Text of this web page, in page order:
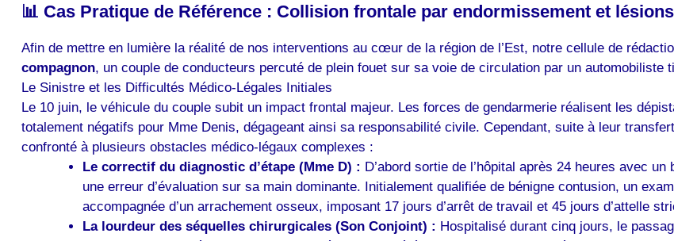
📊 Cas Pratique de Référence : Collision frontale par endormissement et
Afin de mettre en lumière la réalité de nos interventions au cœur de la région de l’Est, notre cellule de
compagnon, un couple de conducteurs percuté de plein fouet sur sa voie de circulation par un automobiliste
Le Sinistre et les Difficultés Médico-Légales Initiales
Le 10 juin, le véhicule du couple subit un impact frontal majeur. Les forces de gendarmerie réalisent les
totalement négatifs pour Mme Denis, dégageant ainsi sa responsabilité civile. Cependant, suite à leur
confronté à plusieurs obstacles médico-légaux complexes :
Le correctif du diagnostic d’étape (Mme D) : D’abord sortie de l’hôpital après 24 heures avec
une erreur d’évaluation sur sa main dominante. Initialement qualifiée de bénigne contusion, un
accompagnée d’un arrachement osseux, imposant 17 jours d’arrêt de travail et 45 jours d’attelle
La lourdeur des séquelles chirurgicales (Son Conjoint) : Hospitalisé durant cinq jours, le